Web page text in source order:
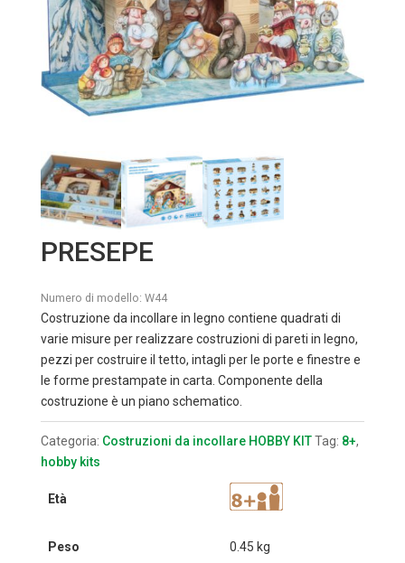
PRESEPE
Numero di modello: W44
Costruzione da incollare in legno contiene quadrati di
varie misure per realizzare costruzioni di pareti in legno,
pezzi per costruire il tetto, intagli per le porte e finestre e
le forme prestampate in carta. Componente della
costruzione è un piano schematico.
Categoria: Costruzioni da incollare HOBBY KIT Tag: 8+,
hobby kits
Età
Peso 0.45 kg